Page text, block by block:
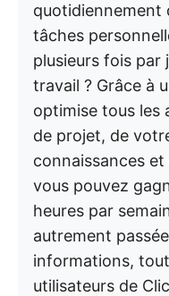
quotidiennement
tâches
plusieurs fois par
travail ? Grâce à
optimise tous les
de projet, de
connaissances
vous pouvez
heures par
autrement
informations,
utilisateurs de